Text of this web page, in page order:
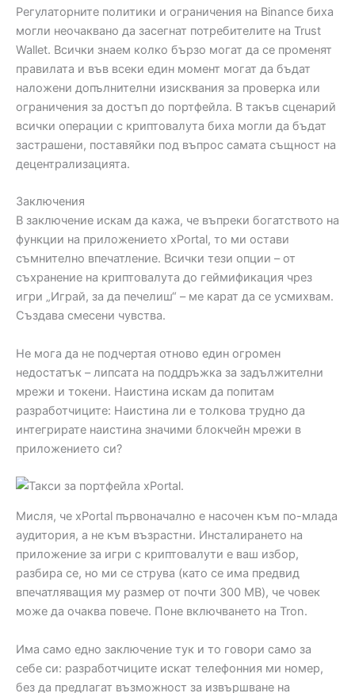
Регулаторните политики и ограничения на Binance биха
могли неочаквано да засегнат потребителите на Trust
Wallet. Всички знаем колко бързо могат да се променят
правилата и във всеки един момент могат да бъдат
наложени допълнителни изисквания за проверка или
ограничения за достъп до портфейла. В такъв сценарий
всички операции с криптовалута биха могли да бъдат
застрашени, поставяйки под въпрос самата същност на
децентрализацията.
Заключения
В заключение искам да кажа, че въпреки богатството на
функции на приложението xPortal, то ми остави
съмнително впечатление. Всички тези опции – от
съхранение на криптовалута до геймификация чрез
игри „Играй, за да печелиш“ – ме карат да се усмихвам.
Създава смесени чувства.
Не мога да не подчертая отново един огромен
недостатък – липсата на поддръжка за задължителни
мрежи и токени. Наистина искам да попитам
разработчиците: Наистина ли е толкова трудно да
интегрирате наистина значими блокчейн мрежи в
приложението си?
Мисля, че xPortal първоначално е насочен към по-млада
аудитория, а не към възрастни. Инсталирането на
приложение за игри с криптовалути е ваш избор,
разбира се, но ми се струва (като се има предвид
впечатляващия му размер от почти 300 MB), че човек
може да очаква повече. Поне включването на Tron.
Има само едно заключение тук и то говори само за
себе си: разработчиците искат телефонния ми номер,
без да предлагат възможност за извършване на